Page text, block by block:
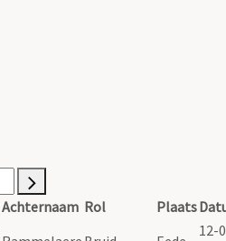
Achternaam Rol Plaats
12-